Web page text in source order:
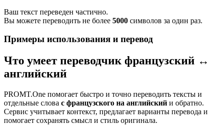
Ваш текст переведен частично.
Вы можете переводить не более 5000 символов за один раз.
Примеры использования и перевод
Что умеет переводчик французский ↔
английский
PROMT.One помогает быстро и точно переводить тексты и
отдельные слова с французского на английский и обратно.
Сервис учитывает контекст, предлагает варианты перевода и
помогает сохранять смысл и стиль оригинала.